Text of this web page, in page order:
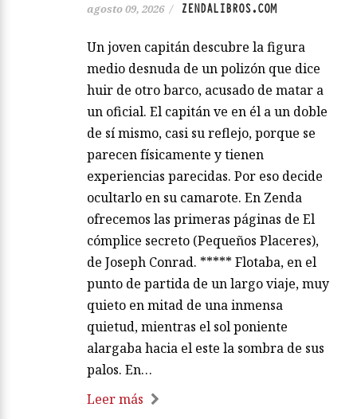
agosto 09, 2026 / ZENDALIBROS.COM
Un joven capitán descubre la figura
medio desnuda de un polizón que dice
huir de otro barco, acusado de matar a
un oficial. El capitán ve en él a un doble
de sí mismo, casi su reflejo, porque se
parecen físicamente y tienen
experiencias parecidas. Por eso decide
ocultarlo en su camarote. En Zenda
ofrecemos las primeras páginas de El
cómplice secreto (Pequeños Placeres),
de Joseph Conrad. ***** Flotaba, en el
punto de partida de un largo viaje, muy
quieto en mitad de una inmensa
quietud, mientras el sol poniente
alargaba hacia el este la sombra de sus
palos. En…
Leer más